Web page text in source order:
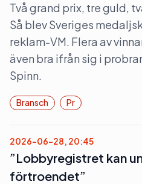
Två grand prix, tre guld,
Så blev Sveriges
reklam-VM. Flera av
även bra ifrån sig i
Spinn.
Bransch Pr
2026-06-28, 20:45
”Lobbyregistret kan
förtroendet”